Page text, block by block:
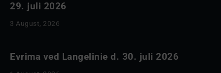
29. juli 2026
3 August, 2026
Evrima ved Langelinie d. 30. juli 2026